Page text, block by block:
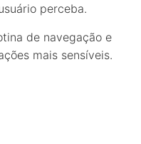
perceba.
de navegação e
mais sensíveis.